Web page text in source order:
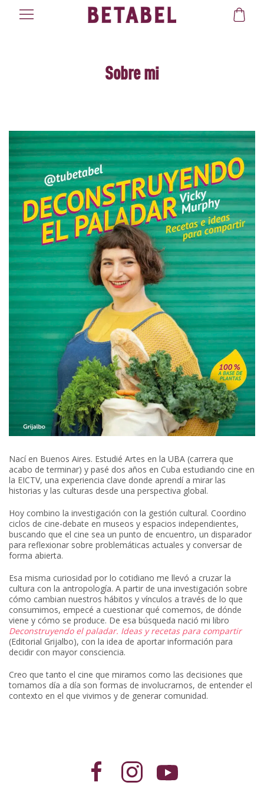
Sobre mi
Nací en Buenos Aires. Estudié Artes en la UBA (carrera que
acabo de terminar) y pasé dos años en Cuba estudiando cine en
la EICTV, una experiencia clave donde aprendí a mirar las
historias y las culturas desde una perspectiva global.
Hoy combino la investigación con la gestión cultural. Coordino
ciclos de cine-debate en museos y espacios independientes,
buscando que el cine sea un punto de encuentro, un disparador
para reflexionar sobre problemáticas actuales y conversar de
forma abierta.
Esa misma curiosidad por lo cotidiano me llevó a cruzar la
cultura con la antropología. A partir de una investigación sobre
cómo cambian nuestros hábitos y vínculos a través de lo que
consumimos, empecé a cuestionar qué comemos, de dónde
viene y cómo se produce. De esa búsqueda nació mi libro
Deconstruyendo el paladar. Ideas y recetas para compartir
(Editorial Grijalbo), con la idea de aportar información para
decidir con mayor consciencia.
Creo que tanto el cine que miramos como las decisiones que
tomamos día a día son formas de involucrarnos, de entender el
contexto en el que vivimos y de generar comunidad.